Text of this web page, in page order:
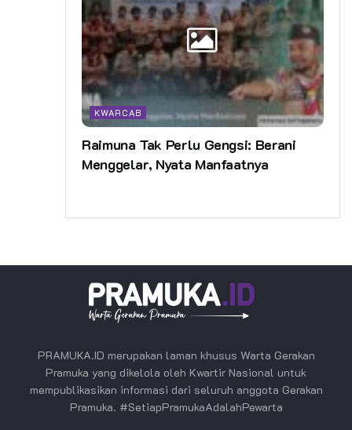
KWARCAB
Raimuna Tak Perlu Gengsi: Berani
Menggelar, Nyata Manfaatnya
PRAMUKA.ID merupakan laman khusus Warta Gerakan
Pramuka yang dikelola oleh Kwartir Nasional untuk
mempublikasikan informasi dari seluruh anggota Gerakan
Pramuka. #SetiapPramukaAdalahPewarta